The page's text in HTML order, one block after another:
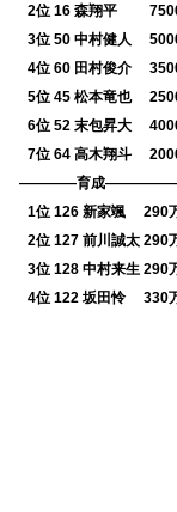
02位 16 森翔平 7500
03位 50 中村健人
04位 60 田村俊介
05位 45 松本竜也
06位 52 末包昇大
07位 64 高木翔斗
————育成
01位 126 新家颯 290
02位 127 前川誠太 290
03位 128 中村来生 290
04位 122 坂田怜 330